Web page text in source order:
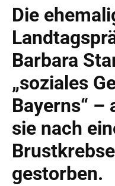
Die
Barbara
„soziales
Bayerns“
sie nach
gestorben.